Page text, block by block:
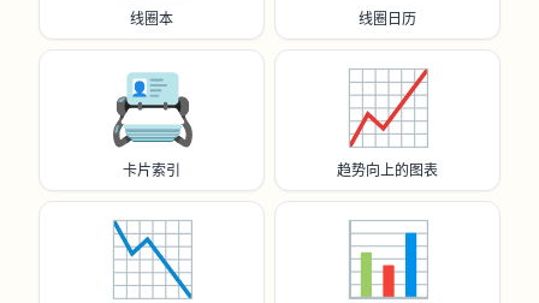
线圈本 线圈日历
📇
卡片索引
📈
趋势向上的图表
📉 📊